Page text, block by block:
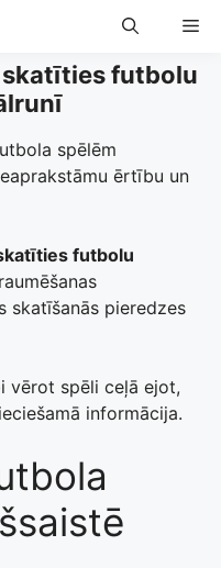
skatīties futbolu
spēlēm
ērtību un
futbolu
skatīšanās pieredzes
vērot spēli ceļā ejot,
informācija.